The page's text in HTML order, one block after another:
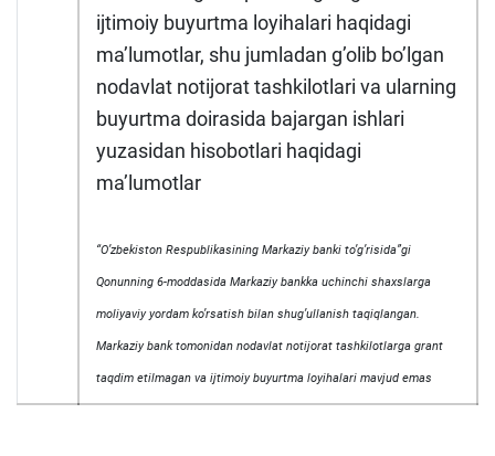
ijtimoiy buyurtma loyihalari haqidagi
maʼlumotlar, shu jumladan gʼolib boʼlgan
nodavlat notijorat tashkilotlari va ularning
buyurtma doirasida bajargan ishlari
yuzasidan hisobotlari haqidagi
maʼlumotlar
“Oʼzbekiston Respublikasining Markaziy banki toʼgʼrisida”gi
Qonunning 6-moddasida Markaziy bankka uchinchi shaxslarga
moliyaviy yordam koʼrsatish bilan shugʼullanish taqiqlangan.
Markaziy bank tomonidan nodavlat notijorat tashkilotlarga grant
taqdim etilmagan va ijtimoiy buyurtma loyihalari mavjud emas